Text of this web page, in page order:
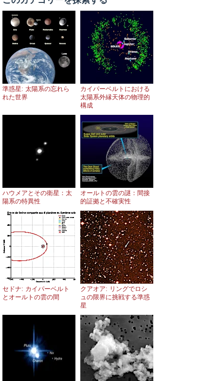
準惑星: 太陽系の忘れら
れた世界
カイパーベルトにおける
太陽系外縁天体の物理的
構成
ハウメアとその衛星：太
陽系の特異性
オールトの雲の謎：間接
的証拠と不確実性
セドナ: カイパーベルト
とオールトの雲の間
クアオア: リングでロシ
ュの限界に挑戦する準惑
星